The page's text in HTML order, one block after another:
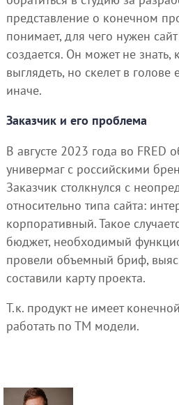
представление о конечном
понимает, для чего нужен
создается. Он может не знать,
выглядеть, но скелет в голове
иначе.
Заказчик и его проблема
В августе 2023 года во FRED
универмаг с российскими
Заказчик столкнулся с
относительно типа сайта:
корпоративный. Такое
бюджет, необходимый
провели объемный бриф,
составили карту проекта.
Т.к. продукт не имеет
работать по ТМ модели.